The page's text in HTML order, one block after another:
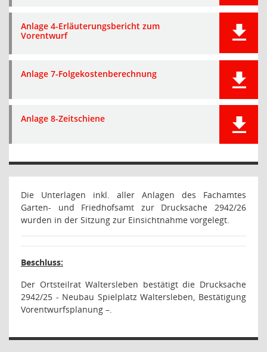
Anlage 4-Erläuterungsbericht zum
Vorentwurf
Anlage 7-Folgekostenberechnung
Anlage 8-Zeitschiene
Die Unterlagen inkl. aller Anlagen des Fachamtes
Garten- und Friedhofsamt zur Drucksache 2942/26
wurden in der Sitzung zur Einsichtnahme vorgelegt.
Beschluss:
Der Ortsteilrat Waltersleben bestätigt die Drucksache
2942/25 - Neubau Spielplatz Waltersleben, Bestätigung
Vorentwurfsplanung –.